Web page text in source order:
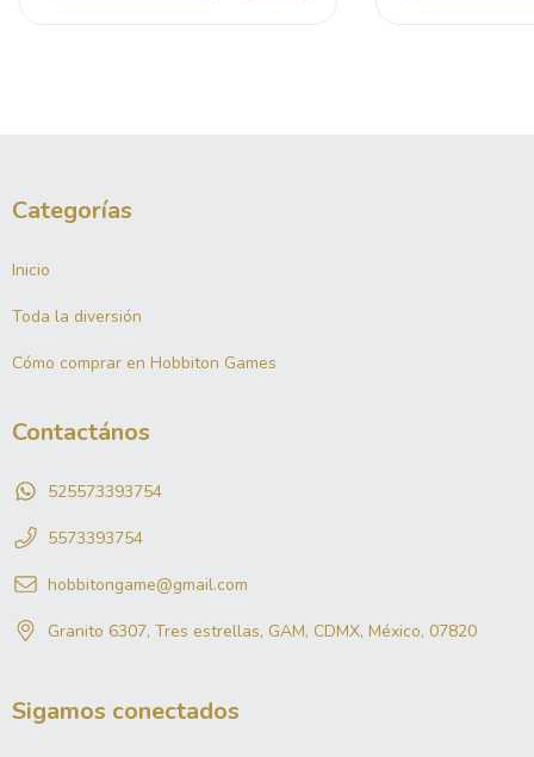
Categorías
Inicio
Toda la diversión
Cómo comprar en Hobbiton Games
Contactános
525573393754
5573393754
hobbitongame@gmail.com
Granito 6307, Tres estrellas, GAM, CDMX, México, 07820
Sigamos conectados